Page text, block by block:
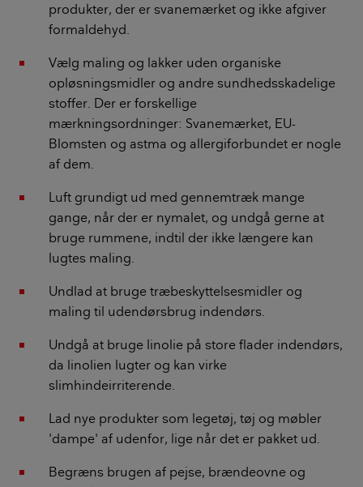
produkter, der er svanemærket og ikke afgiver
formaldehyd.
Vælg maling og lakker uden organiske
opløsningsmidler og andre sundhedsskadelige
stoffer. Der er forskellige
mærkningsordninger: Svanemærket, EU-
Blomsten og astma og allergiforbundet er nogle
af dem.
Luft grundigt ud med gennemtræk mange
gange, når der er nymalet, og undgå gerne at
bruge rummene, indtil der ikke længere kan
lugtes maling.
Undlad at bruge træbeskyttelsesmidler og
maling til udendørsbrug indendørs.
Undgå at bruge linolie på store flader indendørs,
da linolien lugter og kan virke
slimhindeirriterende.
Lad nye produkter som legetøj, tøj og møbler
'dampe' af udenfor, lige når det er pakket ud.
Begræns brugen af pejse, brændeovne og